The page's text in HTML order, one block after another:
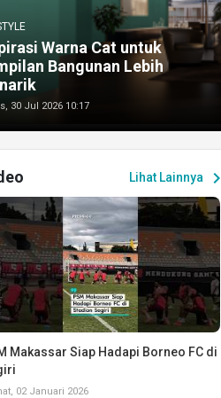
Warna Cat untuk
Bangunan Lebih
30 Jul 2026 10:17
Lihat Lainnya chevron_right
Makassar Siap Hadapi Borneo FC di
02 Januari 2026